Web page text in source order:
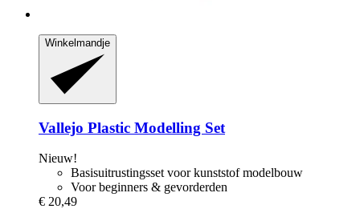
Winkelmandje
Vallejo Plastic Modelling Set
Nieuw!
Basisuitrustingsset voor kunststof modelbouw
Voor beginners & gevorderden
€ 20,49